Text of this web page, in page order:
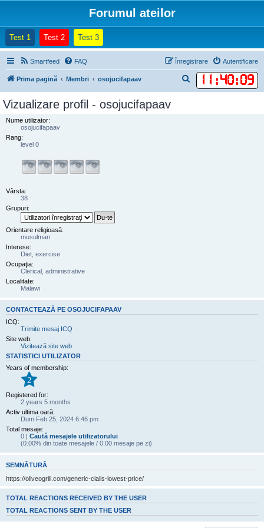
Forumul ateilor
Test 1 (Opens a new tab)
Test 2(Opens a new tab)
Test 3(Opens a new tab)
Smartfeed FAQ Autentificare
Înregistrare
Prima pagină Membri osojucifapaav 11 :40:09
ă
Vizualizare profil - osojucifapaav
Nume utilizator:
osojucifapaav
Rang:
level 0
Vârsta:
38
Grupuri:
Orientare religioasă:
musulman
Interese:
Diet, exercise
Ocupaţia:
Clerical, administrative
Localitate:
Malawi
CONTACTEAZĂ PE OSOJUCIFAPAAV
ICQ:
Trimite mesaj ICQ
Site web:
Vizitează site web
STATISTICI UTILIZATOR
Years of membership:
2
Registered for:
2 years 5 months
Activ ultima oară:
Dum Feb 25, 2024 6:46 pm
Total mesaje:
0 | Caută mesajele utilizatorului
(0.00% din toate mesajele / 0.00 mesaje pe zi)
SEMNĂTURĂ
https://oliveogrill.com/generic-cialis-lowest-price/
TOTAL REACTIONS RECEIVED BY THE USER
TOTAL REACTIONS SENT BY THE USER